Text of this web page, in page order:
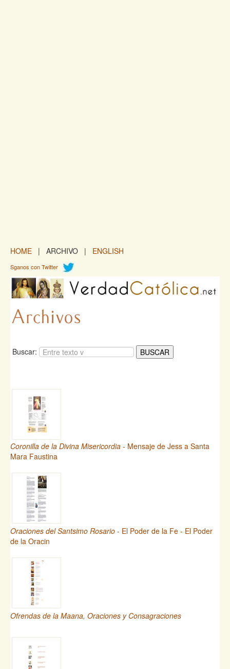
HOME | ARCHIVO | ENGLISH
Sganos con Twitter
Buscar:
Coronilla de la Divina Misericordia - Mensaje de Jess a Santa
Mara Faustina
Oraciones del Santsimo Rosario - El Poder de la Fe - El Poder
de la Oracin
Ofrendas de la Maana, Oraciones y Consagraciones